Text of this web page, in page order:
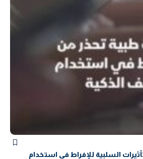
السلبية للإفراط في استخدام